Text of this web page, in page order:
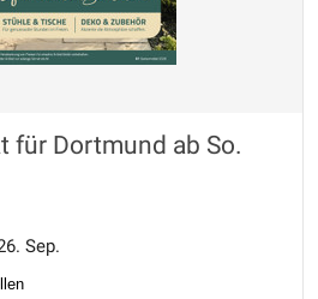
für Dortmund ab So.
Sep.